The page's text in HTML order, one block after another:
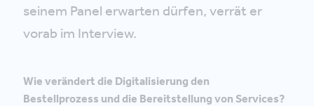
seinem Panel erwarten dürfen, verrät er
vorab im Interview.
Wie verändert die Digitalisierung den
Bestellprozess und die Bereitstellung von Services?